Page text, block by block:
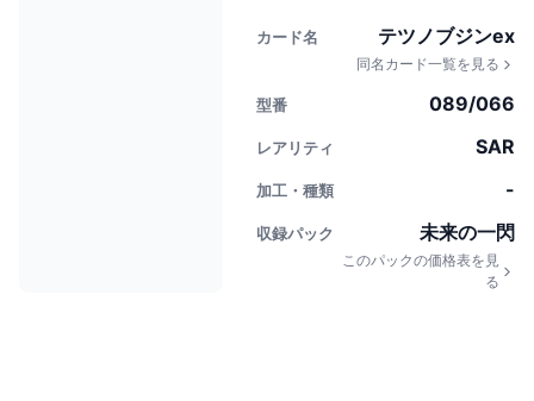
カード名 テツノブジンex
同名カード一覧を見る
型番 089/066
レアリティ SAR
加工・種類 -
収録パック 未来の一閃
このパックの価格表を見
る